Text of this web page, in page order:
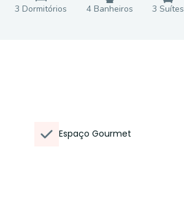
3 Dormitórios 4Banheiros 3 Suítes
Espaço Gourmet